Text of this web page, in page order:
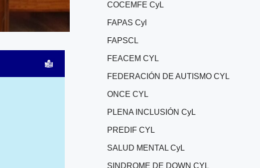
COCEMFE CyL
FAPAS Cyl
FAPSCL
FEACEM CYL
FEDERACIÓN DE AUTISMO CYL
ONCE CYL
PLENA INCLUSIÓN CyL
PREDIF CYL
SALUD MENTAL CyL
SINDROME DE DOWN CYL